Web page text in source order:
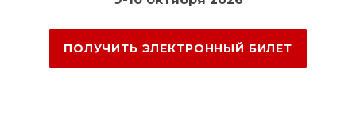
ПОЛУЧИТЬ ЭЛЕКТРОННЫЙ БИЛЕТ